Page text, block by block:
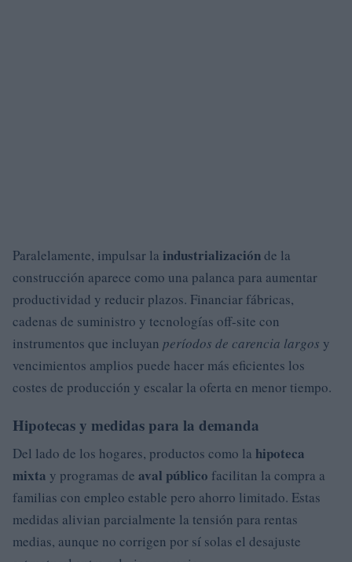
Paralelamente, impulsar la industrializaciónde la
construcción aparece como una palanca para aumentar
productividad y reducir plazos. Financiar fábricas,
cadenas de suministro y tecnologías off-site con
instrumentos que incluyan períodos de carencia largos y
vencimientos amplios puede hacer más eficientes los
costes de producción y escalar la oferta en menor tiempo.
Hipotecas y medidas para la demanda
Del lado de los hogares, productos como la hipoteca
mixta y programas de aval público facilitan la compra a
familias con empleo estable pero ahorro limitado. Estas
medidas alivian parcialmente la tensión para rentas
medias, aunque no corrigen por sí solas el desajuste